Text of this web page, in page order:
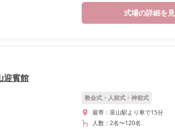
式場の詳細を
迎賓館
教会式・人前式・神前式
最寄： 富山駅より車で15分
人数： 2名〜120名